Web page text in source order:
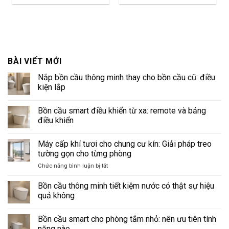
BÀI VIẾT MỚI
Nắp bồn cầu thông minh thay cho bồn cầu cũ: điều
kiện lắp
bình
luận
ở
cầu
thông
minh
thay
cầu
cũ:
điều
Bồn cầu smart điều khiển từ xa: remote và bảng
điều khiển
bình
luận
ở
Bồn
điều
khiển
từ
và
bảng
Máy cấp khí tươi cho chung cư kín: Giải pháp treo
tường gọn cho từng phòng
Chức năng bình luận bị tắtở
cấp
chung
Bồn cầu thông minh tiết kiệm nước có thật sự hiệu
quả không
bình
luận
Bồn cầu smart cho phòng tắm nhỏ: nên ưu tiên tính